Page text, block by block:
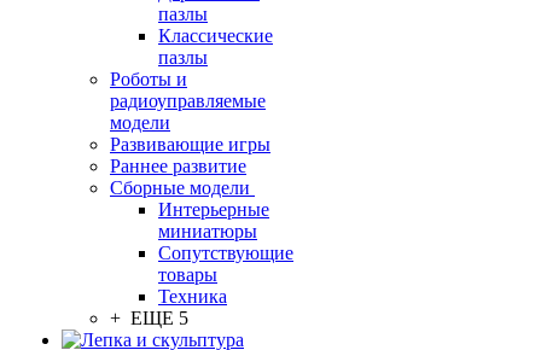
пазлы
Классические
пазлы
Роботы и
радиоуправляемые
модели
Развивающие игры
Раннее развитие
Сборные модели
Интерьерные
миниатюры
Сопутствующие
товары
Техника
+ ЕЩЕ 5